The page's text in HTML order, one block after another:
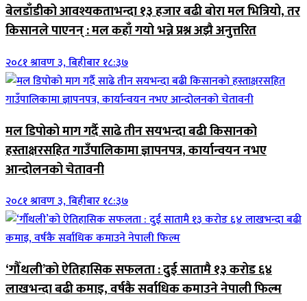
बेलडाँडीको आवश्यकताभन्दा १३ हजार बढी बोरा मल भित्रियो, तर
किसानले पाएनन् : मल कहाँ गयो भन्ने प्रश्न अझै अनुत्तरित
२०८१ श्रावण ३, बिहीबार १८:३७
मल डिपोको माग गर्दै साढे तीन सयभन्दा बढी किसानको
हस्ताक्षरसहित गाउँपालिकामा ज्ञापनपत्र, कार्यान्वयन नभए
आन्दोलनको चेतावनी
२०८१ श्रावण ३, बिहीबार १८:३७
‘गौँथली’को ऐतिहासिक सफलता : दुई सातामै १३ करोड ६४
लाखभन्दा बढी कमाइ, वर्षकै सर्वाधिक कमाउने नेपाली फिल्म